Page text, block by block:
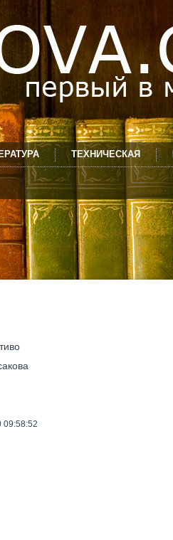
ТЕХНИЧЕСКАЯ
09:58:52